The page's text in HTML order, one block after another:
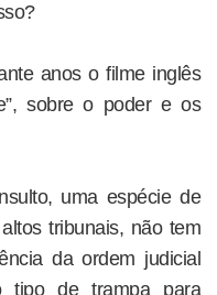
anos o filme inglês
sobre o poder e os
uma espécie de
tribunais, não tem
da ordem judicial
tipo de trampa para